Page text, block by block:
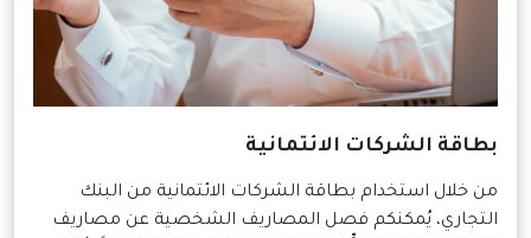
بطاقة الشركات الائتمانية
من خلال استخدام بطاقة الشركات الائتمانية من البنك
التجاري، يُمكنكم فصل المصاريف الشخصية عن مصاريف